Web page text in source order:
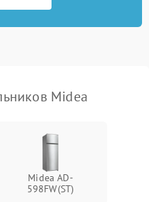
₽ Подробнее →
Midea
Midea AD-
598FW(ST)